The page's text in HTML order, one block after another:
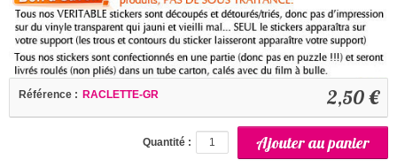
2,50 €
Référence : RACLETTE-GR
Quantité :